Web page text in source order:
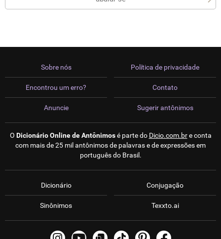
Sobre nós
Encontrou um erro?
Anuncie
Política de privacidade
Contato
Sugerir antônimos
O Dicionário Online de Antônimosé parte do Dicio.com.bre conta
com mais de 25 mil antônimos de palavras e de expressões em
português do Brasil.
Dicionário
Sinônimos
Conjugação
Texxto.ai